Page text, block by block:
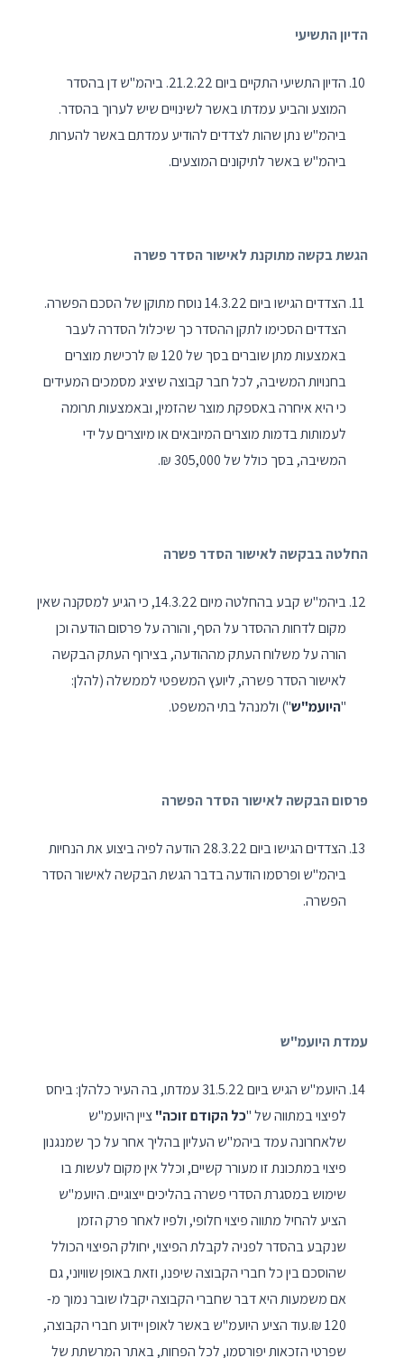
הדיון התשיעי
הדיון התשיעי התקיים ביום 21.2.22. ביהמ"ש דן בהסדר
המוצע והביע עמדתו באשר לשינויים שיש לערוך בהסדר.
ביהמ"ש נתן שהות לצדדים להודיע עמדתם באשר להערות
ביהמ"ש באשר לתיקונים המוצעים.
הגשת בקשה מתוקנת לאישור הסדר פשרה
הצדדים הגישו ביום 14.3.22 נוסח מתוקן של הסכם הפשרה.
הצדדים הסכימו לתקן ההסדר כך שיכלול הסדרה לעבר
באמצעות מתן שוברים בסך של 120 ₪ לרכישת מוצרים
בחנויות המשיבה, לכל חבר קבוצה שיציג מסמכים המעידים
כי היא איחרה באספקת מוצר שהזמין, ובאמצעות תרומה
לעמותות בדמות מוצרים המיובאים או מיוצרים על ידי
המשיבה, בסך כולל של 305,000 ₪.
החלטה בבקשה לאישור הסדר פשרה
ביהמ"ש קבע בהחלטה מיום 14.3.22, כי הגיע למסקנה שאין
מקום לדחות ההסדר על הסף, והורה על פרסום הודעה וכן
הורה על משלוח העתק מההודעה, בצירוף העתק הבקשה
לאישור הסדר פשרה, ליועץ המשפטי לממשלה (להלן:
"היועמ"ש") ולמנהל בתי המשפט.
פרסום הבקשה לאישור הסדר הפשרה
הצדדים הגישו ביום 28.3.22 הודעה לפיה ביצוע את הנחיות
ביהמ"ש ופרסמו הודעה בדבר הגשת הבקשה לאישור הסדר
הפשרה.
עמדת היועמ"ש
היועמ"ש הגיש ביום 31.5.22 עמדתו, בה העיר כלהלן: ביחס
לפיצוי במתווה של "כל הקודם זוכה"ציין היועמ"ש
שלאחרונה עמד ביהמ"ש העליון בהליך אחר על כך שמנגנון
פיצוי במתכונת זו מעורר קשיים, וכלל אין מקום לעשות בו
שימוש במסגרת הסדרי פשרה בהליכים ייצוגיים. היועמ"ש
הציע להחיל מתווה פיצוי חלופי, ולפיו לאחר פרק הזמן
שנקבע בהסדר לפניה לקבלת הפיצוי, יחולק הפיצוי הכולל
שהוסכם בין כל חברי הקבוצה שיפנו, וזאת באופן שוויוני, גם
אם משמעות היא דבר שחברי הקבוצה יקבלו שובר נמוך מ-
120 ₪.עוד הציע היועמ"ש באשר לאופן יידוע חברי הקבוצה,
שפרטי הזכאות יפורסמו, לכל הפחות, באתר המרשתת של